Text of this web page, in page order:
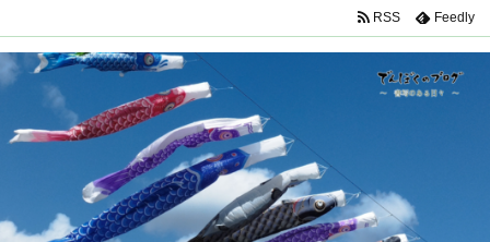
RSS Feedly